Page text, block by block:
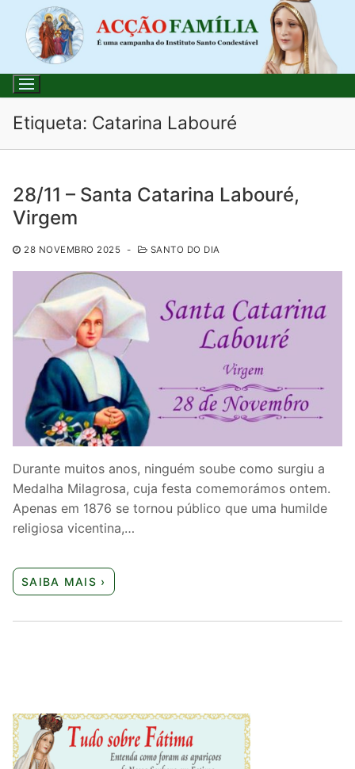
para
conteúdo
por:
Início
Loja
Blog
Santo do Dia
Quem somos nós
Etiqueta: Catarina Labouré
28/11 – Santa Catarina Labouré,
Virgem
28 NOVEMBRO 2025 - SANTO DO DIA
Durante muitos anos, ninguém soube como surgiu a
Medalha Milagrosa, cuja festa comemorámos ontem.
Apenas em 1876 se tornou público que uma humilde
religiosa vicentina,…
SAIBA MAIS ›